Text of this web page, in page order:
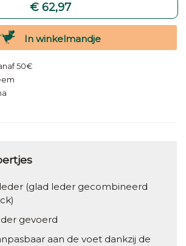
€ 62,97
In winkelmandje
50€
(glad leder gecombineerd
gevoerd
aan de voet dankzij de